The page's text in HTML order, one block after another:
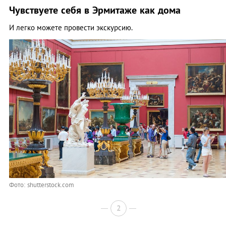
Чувствуете себя в Эрмитаже как дома
И легко можете провести экскурсию.
Фото: shutterstock.com
2